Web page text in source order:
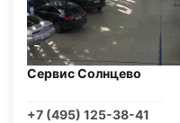
Сервис Солнцево
+7 (495) 125-38-41